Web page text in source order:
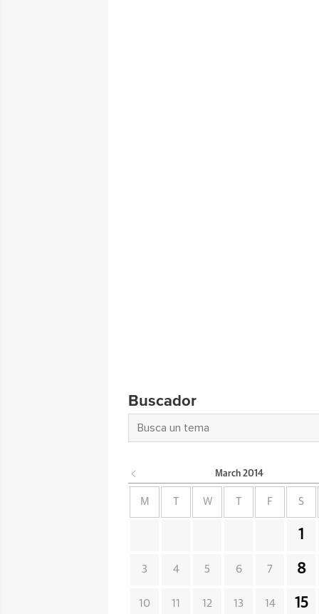
Buscador
March 2014
M W F S
1
3 4 5 6 7 8
10 11 12 13 14 15